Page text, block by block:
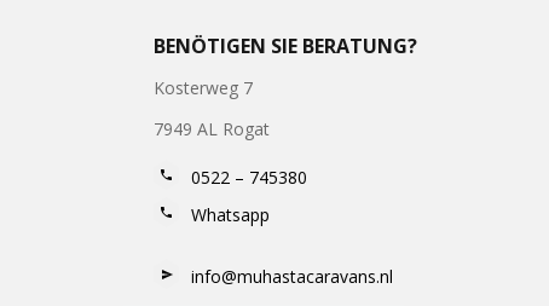
BENÖTIGEN SIE BERATUNG?
Kosterweg 7
7949 AL Rogat
0522 – 745380
Whatsapp
info@muhastacaravans.nl